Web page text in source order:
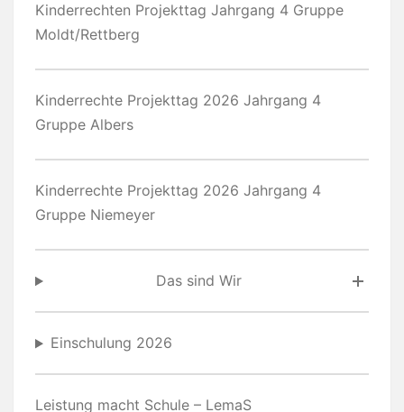
Kinderrechten Projekttag Jahrgang 4 Gruppe
Moldt/Rettberg
Kinderrechte Projekttag 2026 Jahrgang 4
Gruppe Albers
Kinderrechte Projekttag 2026 Jahrgang 4
Gruppe Niemeyer
Das sind Wir
Einschulung 2026
Leistung macht Schule – LemaS